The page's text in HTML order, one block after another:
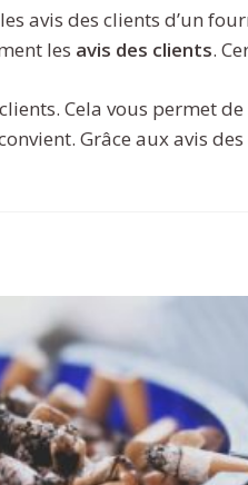
avis des clients d’un
les avis des clients.
Cela vous permet
Grâce aux avis